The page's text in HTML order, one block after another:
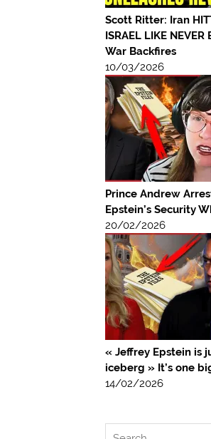
Scott Ritter: Iran
ISRAEL LIKE NEVER
War Backfires
10/03/2026
Prince Andrew
Epstein’s Security
20/02/2026
« Jeffrey Epstein is
iceberg » It’s one
14/02/2026